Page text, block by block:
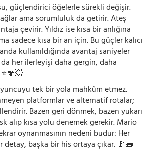
güçlendirici öğelerle sürekli değişir.
ama sorumluluk da getirir. Ateş
çevirir. Yıldız ise kısa bir anlığına
sadece kısa bir an için. Bu güçler kalıcı
kullanıldığında avantaj saniyeler
her ilerleyişi daha gergin, daha
tek bir yola mahkûm etmez.
platformlar ve alternatif rotalar;
Bazen geri dönmek, bazen yukarı
alıp kısa yolu denemek gerekir. Mario
oynanmasının nedeni budur: Her
detay, başka bir his ortaya çıkar. 🚩🧱